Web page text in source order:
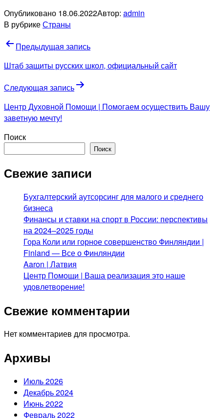
Опубликовано 18.06.2022Автор: admin
В рубрикеСтраны
Навигация
по
Предыдущая запись
Штаб защиты русских школ, официальный сайт
Следующая запись
Центр Духовной Помощи | Помогаем осуществить Вашу
заветную мечту!
Поиск
Поиск
Свежие записи
Бухгалтерский аутсорсинг для малого и среднего
бизнеса
Финансы и ставки на спорт в России: перспективы
на 2024–2025 годы
Гора Коли или горное совершенство Финляндии |
Finland — Все о Финляндии
Aaron | Латвия
Центр Помощи | Ваша реализация это наше
удовлетворение!
Свежие комментарии
Нет комментариев для просмотра.
Архивы
Июль 2026
Декабрь 2024
Июнь 2022
Февраль 2022